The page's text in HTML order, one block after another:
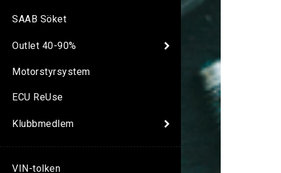
SAAB Söket
Outlet 40-90%
Motorstyrsystem
ECU ReUse
Klubbmedlem
VIN-tolken